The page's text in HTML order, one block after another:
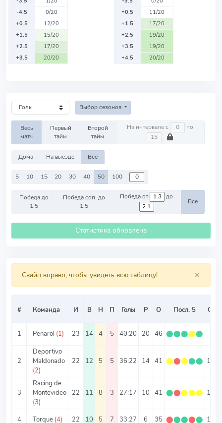
-4.5
0/20
+0.5
12/20
+1.5
15/20
+2.5
17/20
+3.5
20/20
+0.5
11/20
+1.5
17/20
+2.5
19/20
+3.5
19/20
+4.5
20/20
Выбор сезонов
Весь
матч
Первый
тайм
Второй
тайм
На интервале с по
Дома На выезде Все
5 10 15 20 30 40 50 100
Победа до
1.5
Победа соп. до
1.5
Победа от до
Все
Статистика обновлена
×
Свайп вправо, чтобы увидеть всю таблицу!
# Команда И В Н П Голы Р О Посл. 5 О/И
1 Penarol (1) 23 14 4 5 40:20 20 46 ⬤⬤⬤⬤⬤
2
Deportivo
Maldonado
(2)
22 12 5 5 36:22 14 41 ⬤⬤⬤⬤⬤ 1.86
3
Racing de
Montevideo
(3)
22 11 8 3 27:17 10 41 ⬤⬤⬤⬤⬤ 1.86
4 Torque (4) 22 10 5 7 33:27 6 35 ⬤⬤⬤⬤⬤ 1.59